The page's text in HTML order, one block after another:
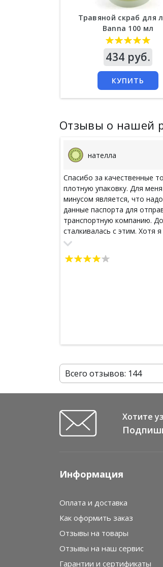
Травяной скраб для
Banna 100 мл
434 руб.
КУПИТЬ
Отзывы о нашей
нателла
Спасибо за качественные
плотную упаковку. Для
минусом является, что
данные паспорта для
транспортную компанию.
сталкивалась с этим. Хотя
ничего не заказывала.
Всего отзывов: 144
Хотите
Информация
Оплата и доставка
Как оформить заказ
Отзывы на товары
Отзывы на наш сервис
Гарантии и сертификаты